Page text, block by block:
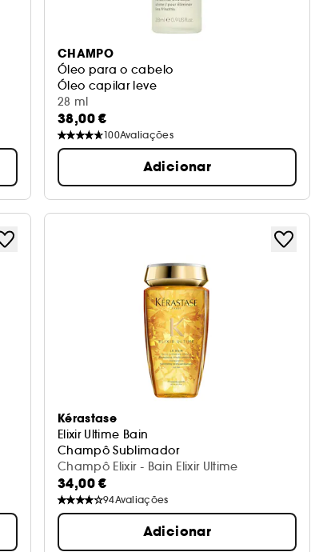
CHAMPO
Óleo para o cabelo
Óleo capilar leve
28 ml
38,00 €
100Avaliações
Adicionar
Kérastase
Elixir Ultime Bain
Champô Sublimador
Champô Elixir - Bain Elixir Ultime
34,00 €
94Avaliações
Adicionar